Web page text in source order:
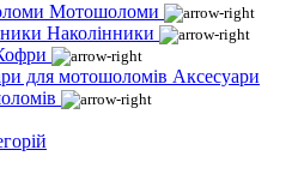
Мотошоломи
Наколінники
Аксесуари